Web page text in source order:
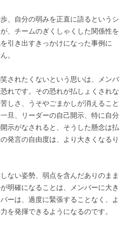
、自分の弱みを正直に語るというシ
、チームのぎくしゃくした関係性を
引き出すきっかけになった事例に
。
されたくないという思いは、メンバ
れです。その恐れが払しょくされな
しさ、うそやごまかしが消えること
旦、リーダーの自己開示、特に自分
示がなされると、そうした懸念は払
発言の自由度は、より大きくなるり
ない姿勢、弱点を含んだありのまま
明確になることは、メンバーに大き
ーは、過度に緊張することなく、よ
を発揮できるようになるのです。